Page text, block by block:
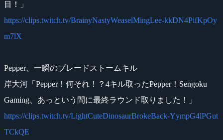
目！」
https://clips.twitch.tv/BrainyNastyWeaselMingLee-kkDN4PifKpOy
m7lX
Pepper、一瞬のブレードストームキル
岸大河「Pepper！何それ！？4キル取ったPepper！Sengoku
Gaming、あっという間に最終ラウンド取りました！」
https://clips.twitch.tv/LightCuteDinosaurBrokeBack-YympG4lPGut
TCkQE